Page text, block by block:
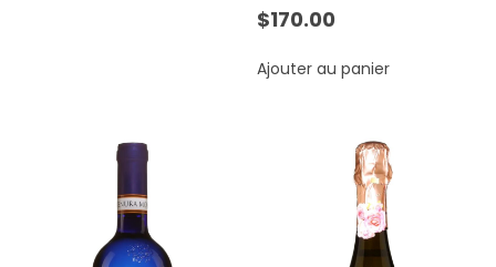
$170.00
Ajouter au panier